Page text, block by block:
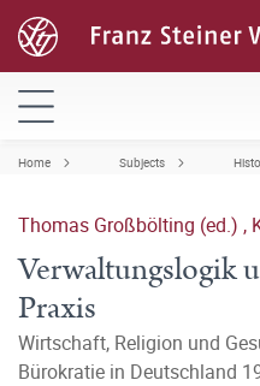
Home Subjects
Thomas Großbölting (ed.) ,
Verwaltungslogik
Praxis
Wirtschaft, Religion und
Bürokratie in Deutschland